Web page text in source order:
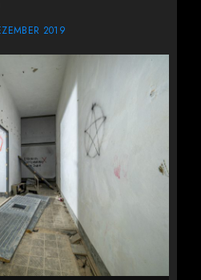
2019